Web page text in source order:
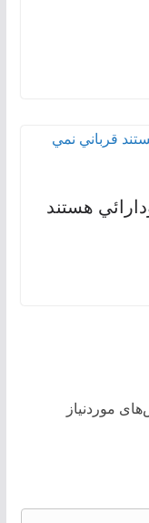
هستند
موردنیاز